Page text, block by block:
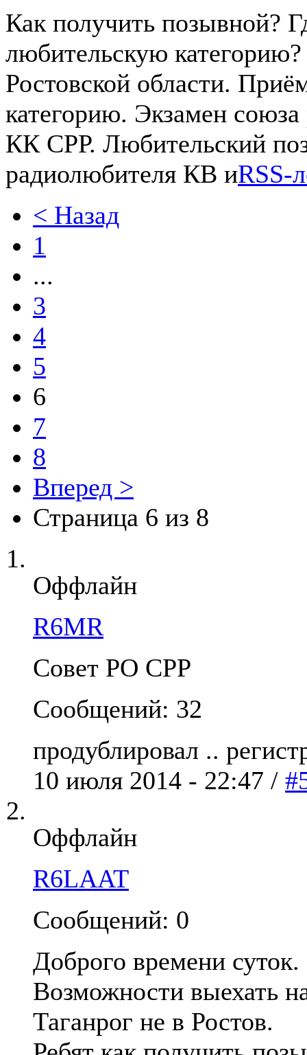
Как получить позывной?
любительскую
Ростовской области.
категорию. Экзамен
КК СРР. Любительский
радиолюбителя КВ иRSS-
< Назад
1
...
3
4
5
6
7
8
Вперед >
Страница 6 из 8
Оффлайн
R6MR
Совет РО СРР
Сообщений: 32
продублировал ..
10 июля 2014 - 22:47 /
Оффлайн
R6LAAT
Сообщений: 0
Доброго времени
Возможности выехать
Таганрог не в Ростов.